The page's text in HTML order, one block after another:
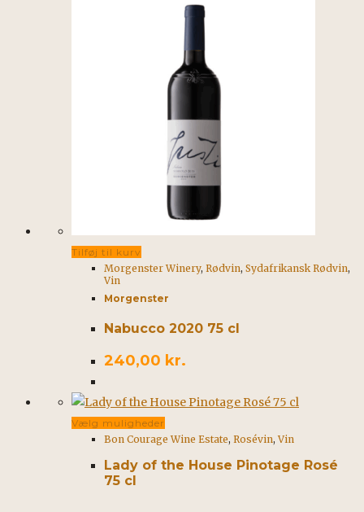
varesiden
Tilføj til kurv
Morgenster Winery, Rødvin, Sydafrikansk Rødvin,
Vin
Morgenster
Nabucco 2020 75 cl
240,00 kr.
Vælg mulighederDette
vare
har
Bon Courage Wine Estate, Rosévin,Vin
Lady of the House Pinotage Rosé
75 cl